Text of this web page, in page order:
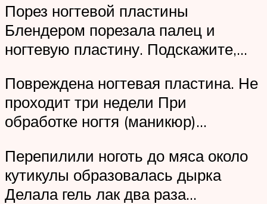
Порез ногтевой пластины
Блендером порезала палец и
ногтевую пластину. Подскажите,…
Повреждена ногтевая пластина. Не
проходит три недели При
обработке ногтя (маникюр)…
Перепилили ноготь до мяса около
кутикулы образовалась дырка
Делала гель лак два раза…